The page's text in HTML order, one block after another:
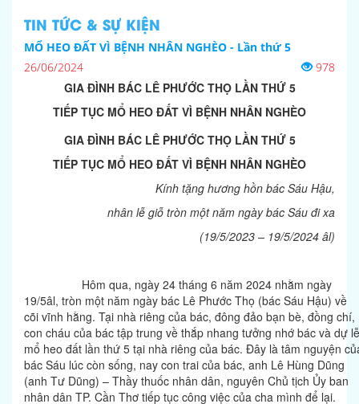
TIN TỨC & SỰ KIỆN
MỔ HEO ĐẤT VÌ BỆNH NHÂN NGHÈO - Lần thứ 5
26/06/2024
978
GIA ĐÌNH BÁC LÊ PHƯỚC THỌ LẦN THỨ 5
TIẾP TỤC MỔ HEO ĐẤT VÌ BỆNH NHÂN NGHÈO
GIA ĐÌNH BÁC LÊ PHƯỚC THỌ LẦN THỨ 5
TIẾP TỤC MỔ HEO ĐẤT VÌ BỆNH NHÂN NGHÈO
Kính tặng hương hồn bác Sáu Hậu,
nhân lễ giỗ tròn một năm ngày bác Sáu đi xa
(19/5/2023 – 19/5/2024 âl)
Hôm qua, ngày 24 tháng 6 năm 2024 nhằm ngày
19/5âl, tròn một năm ngày bác Lê Phước Thọ (bác Sáu Hậu) về
cõi vĩnh hằng. Tại nhà riêng của bác, đông đảo bạn bè, đồng chí,
con cháu của bác tập trung về thắp nhang tưởng nhớ bác và dự lễ
mổ heo đất lần thứ 5 tại nhà riêng của bác. Đây là tâm nguyện
bác Sáu lúc còn sống, nay con trai của bác, anh Lê Hùng Dũng
(anh Tư Dũng) – Thầy thuốc nhân dân, nguyên Chủ tịch Ủy ban
nhân dân TP. Cần Thơ tiếp tục công việc của cha mình để lại.